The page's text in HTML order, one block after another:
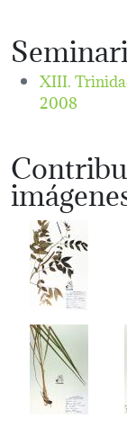
XIII.
2008